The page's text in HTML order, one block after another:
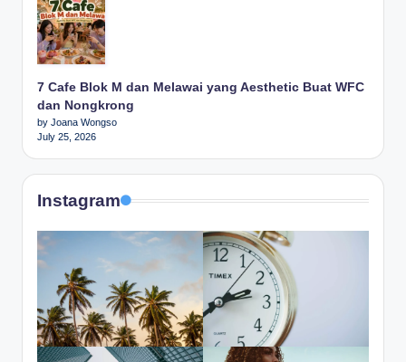
7 Cafe Blok M dan Melawai yang Aesthetic Buat WFC
dan Nongkrong
by Joana Wongso
July 25, 2026
Instagram